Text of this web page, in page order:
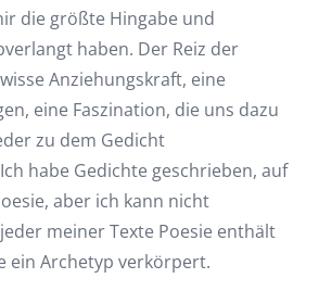
die größte Hingabe und
haben. Der Reiz der
Anziehungskraft, eine
eine Faszination, die uns dazu
zu dem Gedicht
habe Gedichte geschrieben, auf
aber ich kann nicht
meiner Texte Poesie enthält
ein Archetyp verkörpert.